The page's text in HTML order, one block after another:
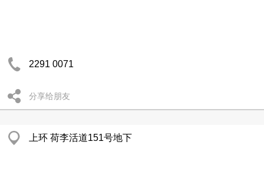
2291 0071
分享给朋友
上环 荷李活道151号地下